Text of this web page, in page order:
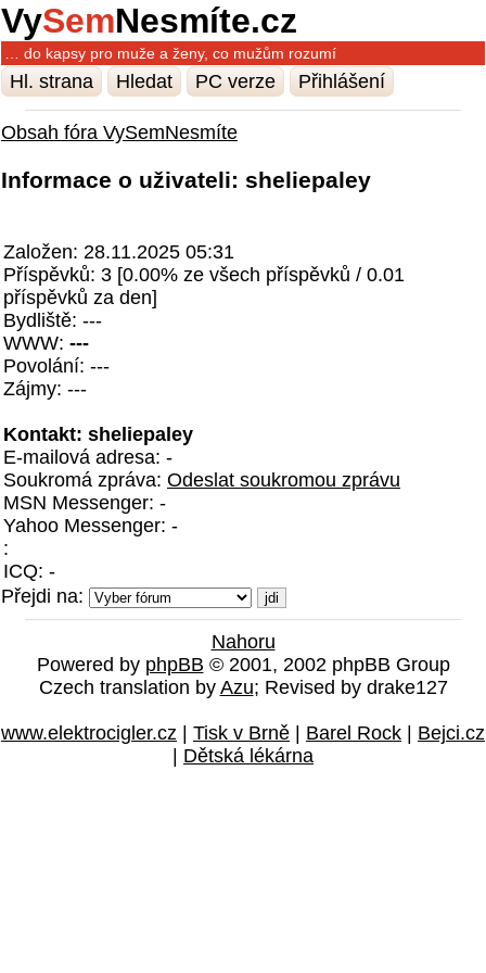
VySemNesmíte.cz
… do kapsy pro muže a ženy, co mužům rozumí
Hl. strana Hledat PC verze Přihlášení
Obsah fóra VySemNesmíte
Informace o uživateli: sheliepaley
Založen: 28.11.2025 05:31
Příspěvků: 3 [0.00% ze všech příspěvků / 0.01
příspěvků za den]
Bydliště: ---
WWW: ---
Povolání: ---
Zájmy: ---
Kontakt: sheliepaley
E-mailová adresa: -
Soukromá zpráva: Odeslat soukromou zprávu
MSN Messenger: -
Yahoo Messenger: -
:
ICQ: -
Přejdi na:
Nahoru
Powered by phpBB © 2001, 2002 phpBB Group
Czech translation by Azu; Revised by drake127
www.elektrocigler.cz Tisk v Brně Barel Rock
Bejci.cz
Dětská lékárna